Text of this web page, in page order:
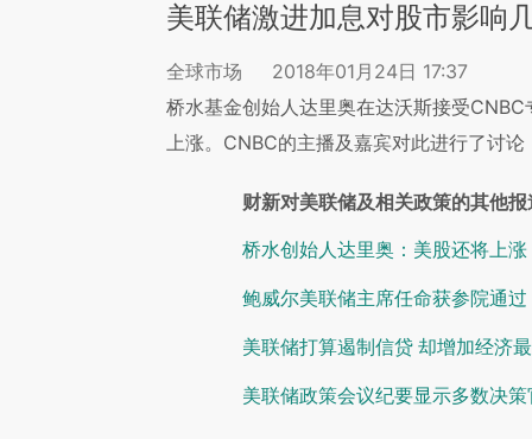
美联储激进加息对股市影响
全球市场
2018年01月24日 17:37
桥水基金创始人达里奥在达沃斯接受
上涨。CNBC的主播及嘉宾对此进行了讨论
财新对美联储及相关政策的其他报
桥水创始人达里奥：美股还将上
鲍威尔美联储主席任命获参院通
美联储打算遏制信贷 却增加经济
美联储政策会议纪要显示多数决